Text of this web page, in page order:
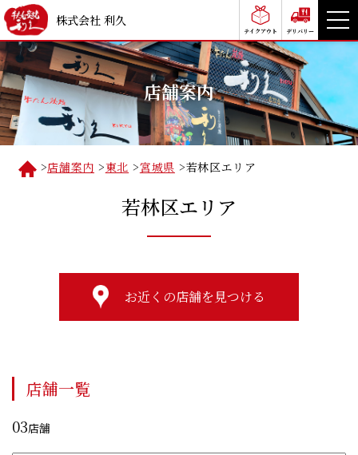
株式会社 利久
テイクアウト デリバリー
店舗案内
>店舗案内 >東北 >宮城県 >若林区エリア
若林区エリア
お近くの店舗を見つける
店舗一覧
03店舗